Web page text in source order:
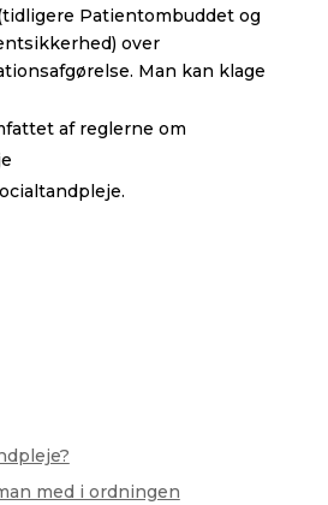
Patientombuddet og
over
Man kan klage
af reglerne om
med i ordningen